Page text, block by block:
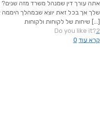
אתה עורך דין שמנהל משרד מזה
שלך אך בכל זאת יוצא שבמהלך
שיחות של לקוחות ולקוחות […]
Do you like it?2
0 קרא עוד